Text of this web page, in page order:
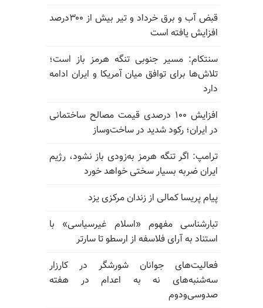
قبض آب و برق خرداد و تیر بیش از ۳۰۰درصد
افزایش یافته است
سنتکام: مسیر جنوبی تنگه هرمز باز است؛
تلاش‌ها برای توافق میان آمریکا و ایران ادامه
دارد
افزایش ۱۰۰ درصدی قیمت مصالح ساختمانی
در ایران؛ رکود شدید در ساخت‌وساز
ترامپ: اگر تنگه هرمز به‌زودی باز نشود، رژیم
ایران ضربه بسیار سختی خواهد خورد
پیام پریسا کمالی از زندان مرکزی یزد
تبارشناسی مفهوم «اسلام غیرسیاسی» با
استناد به آرای فلاسفه از ارسطو تا سارتر
فعالیت‌های جوانان شورشگر در کارزار
سه‌شنبه‌های نه به اعدام در هفته
صدوسی‌و‌دوم